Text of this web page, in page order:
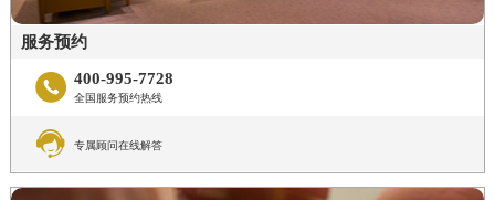
服务预约
 400-995-7728
全国服务预约热线
 专属顾问在线解答